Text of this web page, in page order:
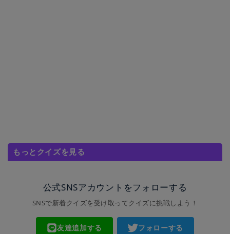
もっとクイズを見る
公式SNSアカウントをフォローする
SNSで新着クイズを受け取ってクイズに挑戦しよう！
友達追加する フォローする